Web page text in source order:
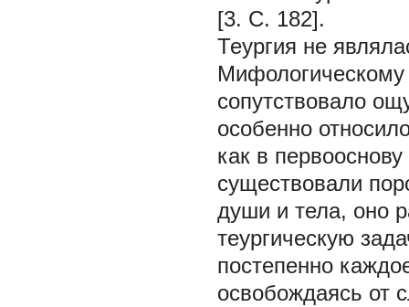
[3. С. 182].
Теургия не
Мифологическому
сопутствовало
особенно
как в
существовали
души и тела, оно
теургическую
постепенно
освобождаясь от